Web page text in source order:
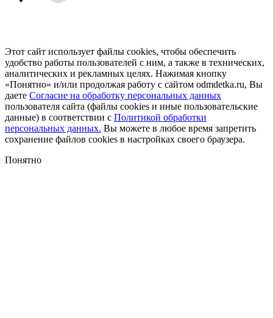
Этот сайт использует файлы cookies, чтобы обеспечить
удобство работы пользователей с ним, а также в технических,
аналитических и рекламных целях. Нажимая кнопку
«Понятно» и/или продолжая работу с сайтом odmdetka.ru, Вы
даете Согласие на обработку персональных данных
пользователя сайта (файлы cookies и иные пользовательские
данные) в соответствии с Политикой обработки
персональных данных. Вы можете в любое время запретить
сохранение файлов cookies в настройках своего браузера.
Понятно